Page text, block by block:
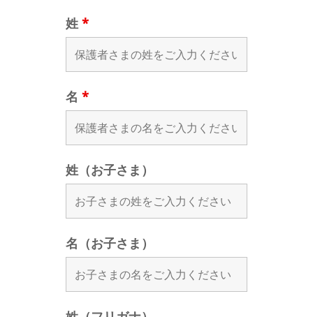
姓 *
名 *
姓（お子さま）
名（お子さま）